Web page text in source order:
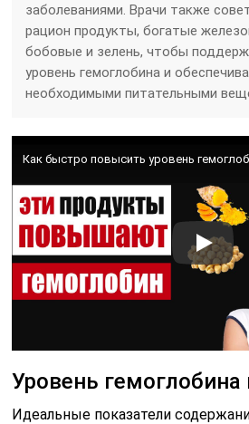
заболеваниями. Врачи также
рацион продукты, богатые
бобовые и зелень, чтобы
уровень гемоглобина и
необходимыми питательными
Уровень гемоглобина
Идеальные показатели